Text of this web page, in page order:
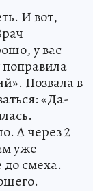
И вот,
у вас
Позвала в
«Да-
А через 2
уже
до смеха.